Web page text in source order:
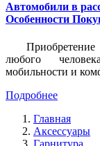
Автомобили в
Особенности
любого
мобильности и
Подробнее
Главная
Аксессуары
Гарнитура